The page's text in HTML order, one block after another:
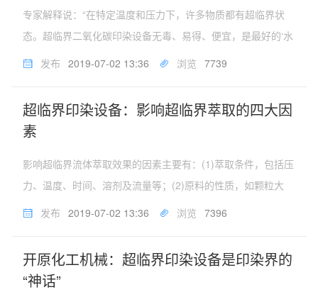
专家解释说：“在特定温度和压力下，许多物质都有超临界状
态。超临界二氧化碳印染设备无毒、易得、便宜，是最好的‘水
替身’。”我国是印染大国，而高耗水、高污染却是“印染之痛”。
4吨水。少用...
发布 2019-07-02 13:36 浏览 7739
超临界印染设备：影响超临界萃取的四大因
素
影响超临界流体萃取效果的因素主要有：(1)萃取条件，包括压
力、温度、时间、溶剂及流量等；(2)原料的性质，如颗粒大
小、水分含量、细胞破裂及组分的极性等。⑴萃取压力的影响
响SF密度的重要...
发布 2019-07-02 13:36 浏览 7396
开原化工机械：超临界印染设备是印染界的
“神话”